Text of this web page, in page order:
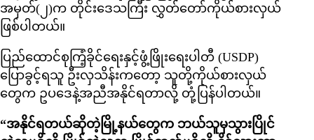
အမှတ်(၂)က တိုင်းဒေသကြီး လွှတ်တော်ကိုယ်စားလှယ်
ဖြစ်ပါတယ်။
ပြည်ထောင်စုကြံ့ခိုင်ရေးနှင့်ဖွံ့ဖြိုးရေးပါတီ (USDP)
ပြောခွင့်ရသူ ဦးလှသိန်းကတော့ သူတို့ကိုယ်စားလှယ်
တွေက ဥပဒေနဲ့အညီအနိုင်ရတာလို့ တုံ့ပြန်ပါတယ်။
“အနိုင်ရတယ်ဆိုတဲ့မြို့နယ်တွေက ဘယ်သူမှသွားပြိုင်